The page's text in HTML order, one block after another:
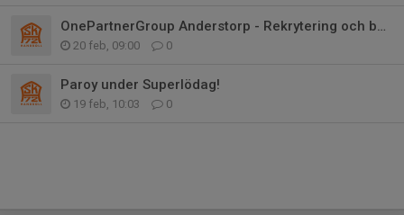
OnePartnerGroup Anderstorp - Rekrytering och bemanning
20 feb, 09:00 0
Paroy under Superlödag!
19 feb, 10:03 0